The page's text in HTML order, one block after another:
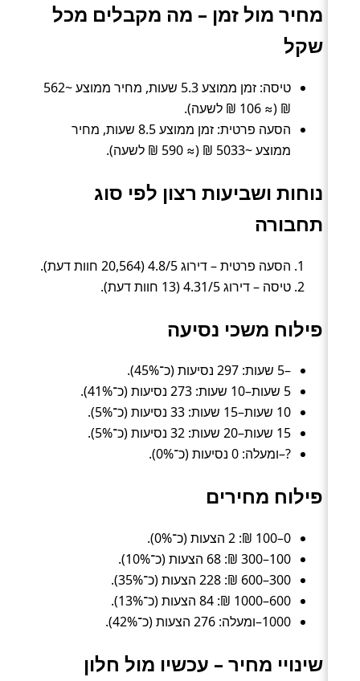
מחיר מול זמן – מה מקבלים מכל
שקל
טיסה: זמן ממוצע 5.3 שעות, מחיר ממוצע ~562
₪ (≈ 106 ₪ לשעה).
הסעה פרטית: זמן ממוצע 8.5 שעות, מחיר
ממוצע ~5033 ₪ (≈ 590 ₪ לשעה).
נוחות ושביעות רצון לפי סוג
תחבורה
הסעה פרטית – דירוג 4.8/5 (20,564 חוות דעת).
טיסה – דירוג 4.31/5 (13 חוות דעת).
פילוח משכי נסיעה
–5 שעות: 297 נסיעות (כ־45%).
5 שעות–10 שעות: 273 נסיעות (כ־41%).
10 שעות–15 שעות: 33 נסיעות (כ־5%).
15 שעות–20 שעות: 32 נסיעות (כ־5%).
?–ומעלה: 0 נסיעות (כ־0%).
פילוח מחירים
0–100 ₪: 2 הצעות (כ־0%).
100–300 ₪: 68 הצעות (כ־10%).
300–600 ₪: 228 הצעות (כ־35%).
600–1000 ₪: 84 הצעות (כ־13%).
1000–ומעלה: 276 הצעות (כ־42%).
שינויי מחיר – עכשיו מול חלון